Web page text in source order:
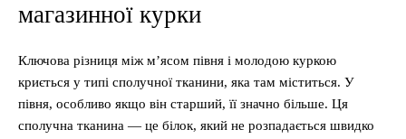
магазинної курки
Ключова різниця між м’ясом півня і молодою куркою
криється у типі сполучної тканини, яка там міститься. У
півня, особливо якщо він старший, її значно більше. Ця
сполучна тканина — це білок, який не розпадається швидко